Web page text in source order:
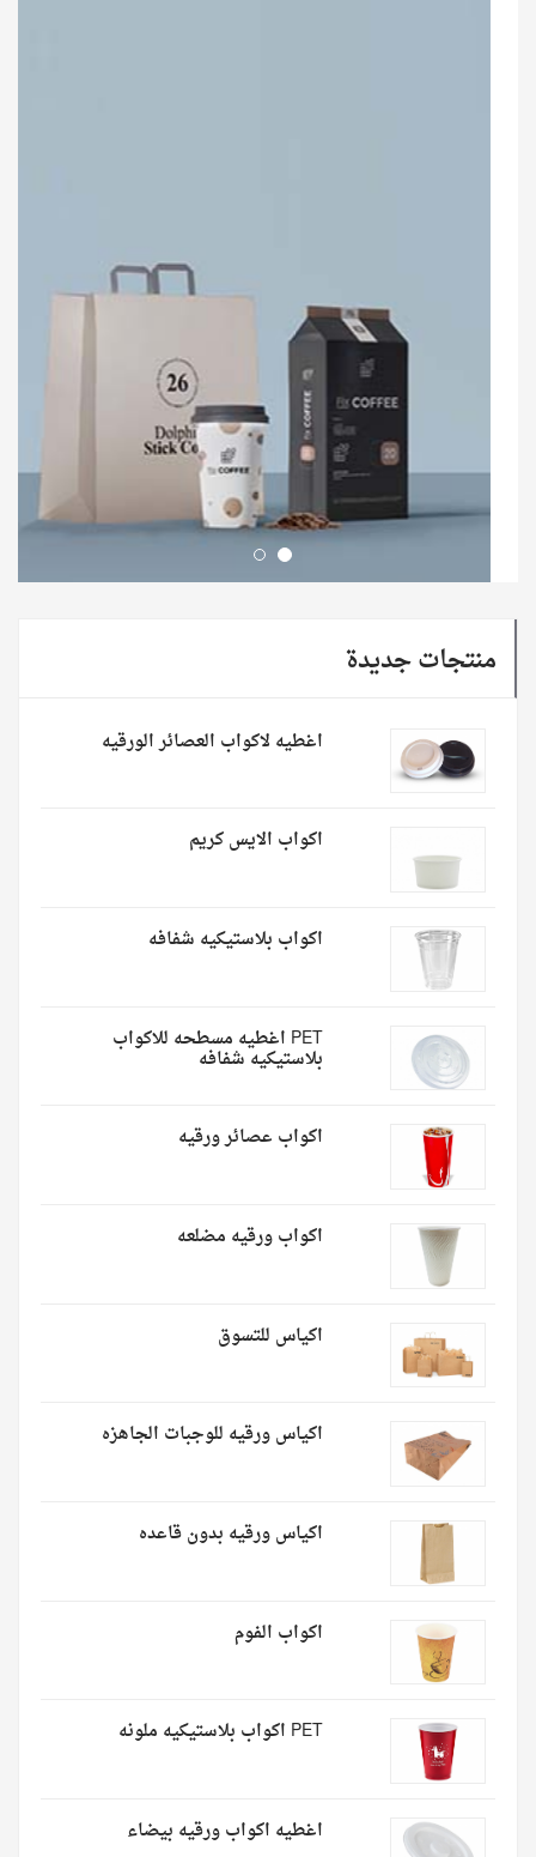
منتجات جديدة
اغطيه لاكواب العصائر الورقيه
اكواب الايس كريم
اكواب بلاستيكيه شفافه
PET اغطيه مسطحه للاكواب
بلاستيكيه شفافه
اكواب عصائر ورقيه
اكواب ورقيه مضلعه
اكياس للتسوق
اكياس ورقيه للوجبات الجاهزه
اكياس ورقيه بدون قاعده
اكواب الفوم
PET اكواب بلاستيكيه ملونه
اغطيه اكواب ورقيه بيضاء